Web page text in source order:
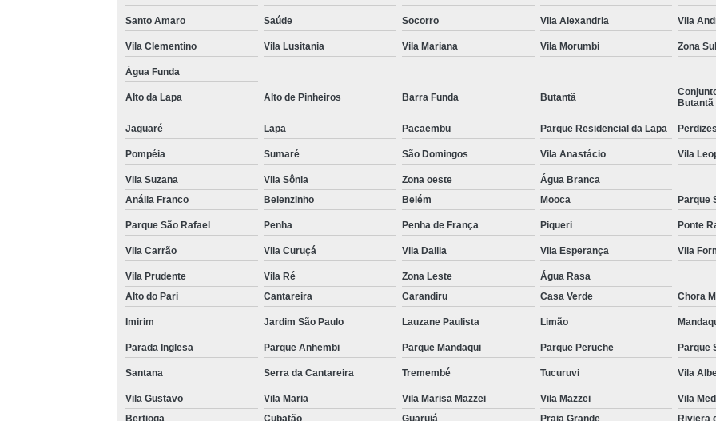
Venda de Equipamentos para Academia Grande
Venda de
Venda de Equipamentos para Academia Profissional
Venda Equipamentos para Academia de Condomínios
Venda
Santo Amaro Saúde Socorro Vila Alexandria Vila
Vila Clementino Vila Lusitania Vila Mariana Vila Morumbi Zona Sul
Água Funda
Alto da Lapa Alto de Pinheiros Barra Funda Butantã
Butantã
Jaguaré Lapa Pacaembu Parque Residencial da Lapa Perdizes
Pompéia Sumaré São Domingos Vila Anastácio Vila
Vila Suzana Vila Sônia Zona oeste
Água Branca
Anália Franco
Belenzinho Belém Mooca Parque
Parque São Rafael Penha Penha de França Piqueri Ponte
Vila Carrão Vila Curuçá Vila Dalila Vila Esperança Vila
Vila Prudente Vila Ré Zona Leste
Água Rasa
Alto do Pari
Cantareira Carandiru Casa Verde Chora
Imirim Jardim São Paulo Lauzane Paulista Limão
Parada Inglesa Parque Anhembi Parque Mandaqui Parque Peruche Parque
Santana Serra da Cantareira Tremembé Tucuruvi Vila
Vila Gustavo Vila Maria Vila Marisa Mazzei Vila Mazzei
Vila
Bertioga
Cubatão Guarujá Praia Grande Riviera